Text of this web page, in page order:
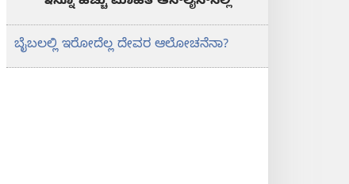
ಬೈಬಲಲ್ಲಿ ಇರೋದೆಲ್ಲ ದೇವರ ಆಲೋಚನೆನಾ?